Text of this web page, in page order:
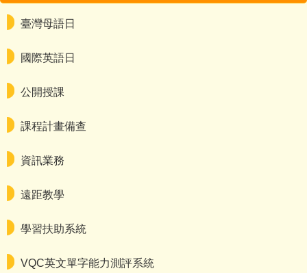
臺灣母語日
國際英語日
公開授課
課程計畫備查
資訊業務
遠距教學
學習扶助系統
VQC英文單字能力測評系統